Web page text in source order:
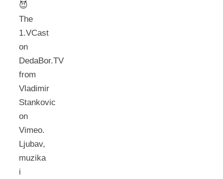
😈
The
1.VCast
on
DedaBor.TV
from
Vladimir
Stankovic
on
Vimeo.
Ljubav,
muzika
i